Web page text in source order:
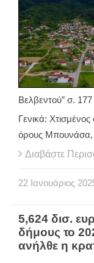
Βελβεντού” σ.
Γενικά:
όρους Μπουνάσα,
Διαβάστε
22 Ιανουάριος
5,624 δισ.
δήμους το
ανήλθε η